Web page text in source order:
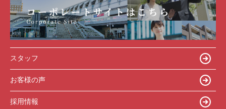
スタッフ
お客様の声
採用情報